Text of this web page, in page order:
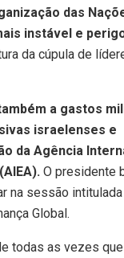
das
instável e
da cúpula de
a gastos
israelenses e
da Agência
O presidente
na sessão
Global.
todas as vezes